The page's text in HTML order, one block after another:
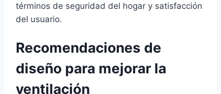
términos de seguridad del hogar y satisfacción
del usuario.
Recomendaciones de
diseño para mejorar la
ventilación